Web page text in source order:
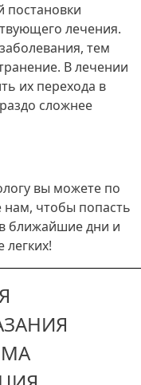
постановки
лечения.
тем
В лечении
их перехода в
сложнее
вы можете по
нам, чтобы попасть
ближайшие дни и
легких!